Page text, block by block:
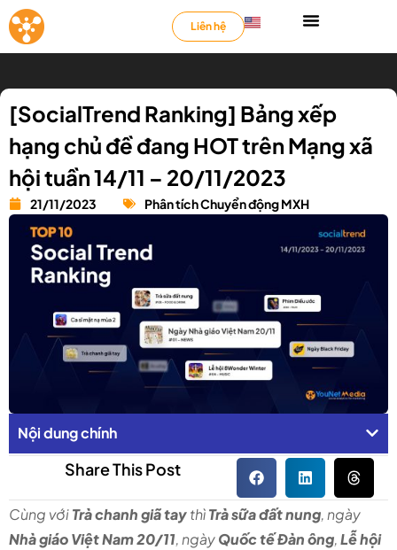
Liên hệ
[SocialTrend Ranking] Bảng xếp
hạng chủ đề đang HOT trên Mạng xã
hội tuần 14/11 – 20/11/2023
21/11/2023 Phân tích Chuyển động MXH
Nội dung chính
Share This Post
Cùng vớiTrà chanh giã taythìTrà sữa đất nung, ngày
Nhà giáo Việt Nam 20/11, ngàyQuốc tế Đàn ông,Lễ hội